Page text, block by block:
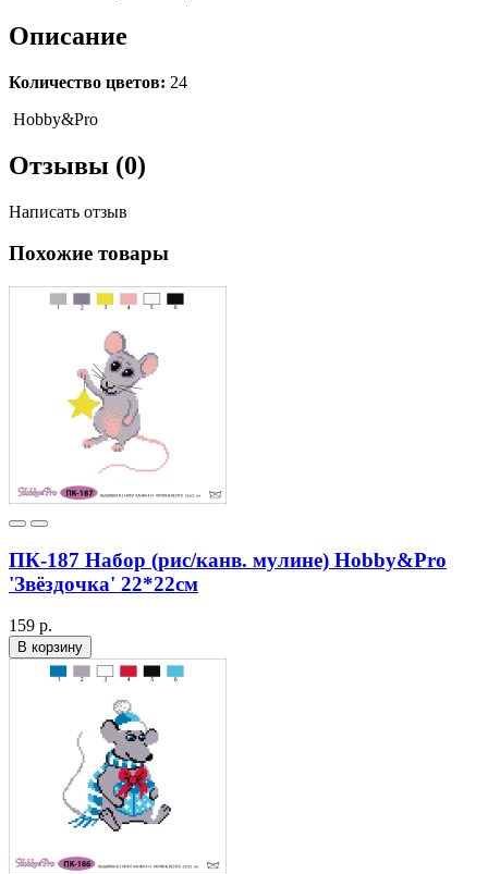
Описание
Количество цветов: 24
Hobby&Pro
Отзывы (0)
Написать отзыв
Похожие товары
ПК-187 Набор (рис/канв. мулине) Hobby&Pro
'Звёздочка' 22*22см
159 р.
В корзину